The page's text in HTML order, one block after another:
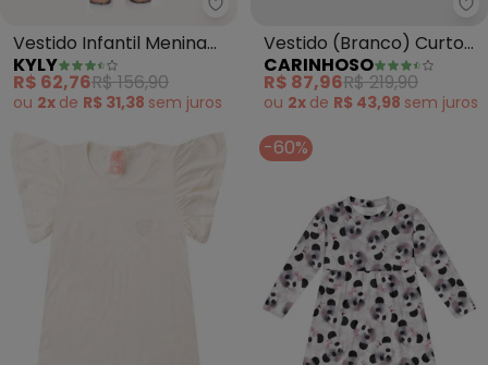
Kyly - Vestido Infantil Menina
Vestido Infantil Menina
Tulipas (Branco)
KYLY
R$ 62,76R$ 156,90
ou 2x de R$ 31,38 sem juros
Vestido (Branco) Curto
em Devorê
CARINHOSO
R$ 87,96R$ 219,90
ou 2x de R$ 43,98 sem juros
-60%